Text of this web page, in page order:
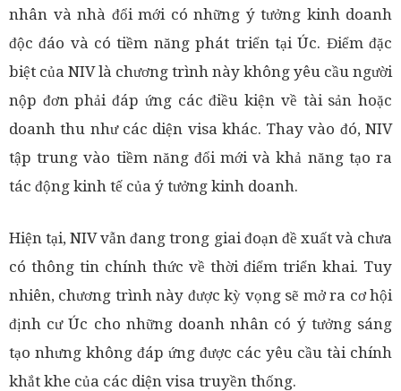
nhân và nhà đổi mới có những ý tưởng kinh doanh
độc đáo và có tiềm năng phát triển tại Úc. Điểm đặc
biệt của NIV là chương trình này không yêu cầu người
nộp đơn phải đáp ứng các điều kiện về tài sản hoặc
doanh thu như các diện visa khác. Thay vào đó, NIV
tập trung vào tiềm năng đổi mới và khả năng tạo ra
tác động kinh tế của ý tưởng kinh doanh.
Hiện tại, NIV vẫn đang trong giai đoạn đề xuất và chưa
có thông tin chính thức về thời điểm triển khai. Tuy
nhiên, chương trình này được kỳ vọng sẽ mở ra cơ hội
định cư Úc cho những doanh nhân có ý tưởng sáng
tạo nhưng không đáp ứng được các yêu cầu tài chính
khắt khe của các diện visa truyền thống.